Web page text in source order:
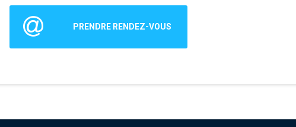
PRENDRE RENDEZ-VOUS